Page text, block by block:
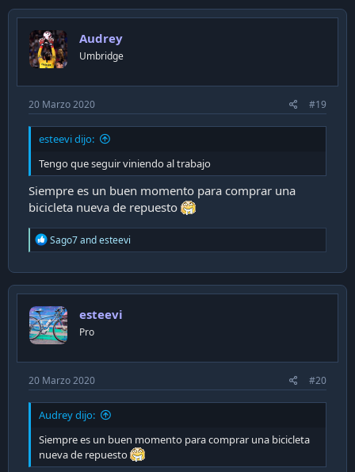
Audrey
Umbridge
20 Marzo 2020 #19
esteevi dijo:
Tengo que seguir viniendo al trabajo
Siempre es un buen momento para comprar una
bicicleta nueva de repuesto
R
e
c
t
o
n
s
Sago7andesteevi
esteevi
Pro
20 Marzo 2020 #20
Audrey dijo:
Siempre es un buen momento para comprar una bicicleta
nueva de repuesto